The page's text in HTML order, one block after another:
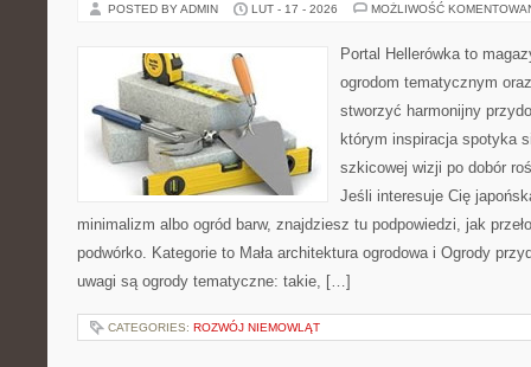
POSTED BY ADMIN LUT - 17 - 2026 MOŻLIWOŚĆ
Portal Hellerówka to
ogrodom tematycznym
stworzyć harmonijny
którym inspiracja spotyka
szkicowej wizji po dobór
Jeśli interesuje Cię
minimalizm albo ogród barw, znajdziesz tu podpowiedzi, jak
podwórko. Kategorie to Mała architektura ogrodowa i Ogrody
uwagi są ogrody tematyczne: takie, […]
CATEGORIES: ROZWÓJ NIEMOWLĄT